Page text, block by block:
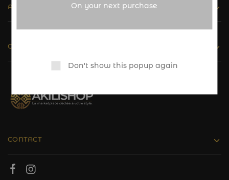
ASSISTANCE
CATALOGUE
CONTACT
On your next purchase
Don't show this popup again